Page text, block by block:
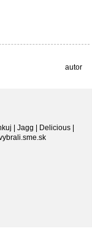
autor
Jagg Delicious|